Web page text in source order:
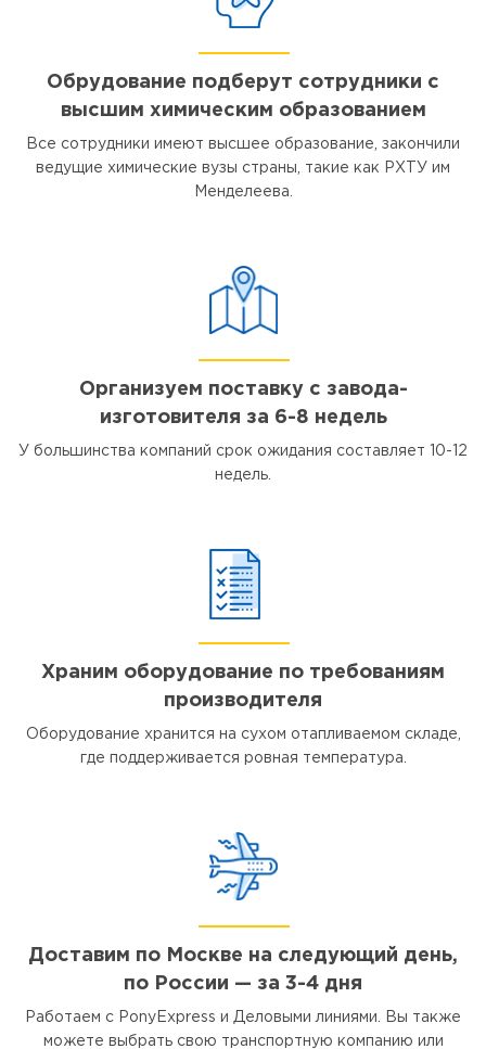
Обрудование подберут сотрудники с
высшим химическим образованием
Все сотрудники имеют высшее образование, закончили
ведущие химические вузы страны, такие как РХТУ им
Менделеева.
Организуем поставку с завода-
изготовителя за 6-8 недель
У большинства компаний срок ожидания составляет 10-12
недель.
Храним оборудование по требованиям
производителя
Оборудование хранится на сухом отапливаемом складе,
где поддерживается ровная температура.
Доставим по Москве на следующий день,
по России — за 3-4 дня
Работаем с PonyExpress и Деловыми линиями. Вы также
можете выбрать свою транспортную компанию или